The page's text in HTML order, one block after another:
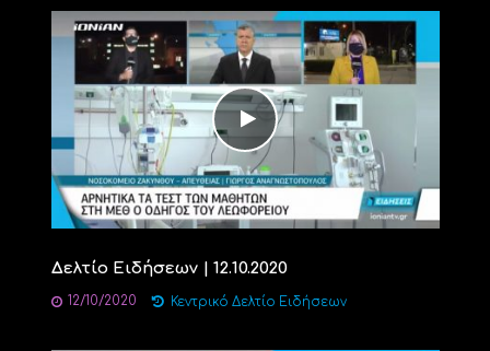
Δελτίο Ειδήσεων | 12.10.2020
12/10/2020 Κεντρικό Δελτίο Ειδήσεων